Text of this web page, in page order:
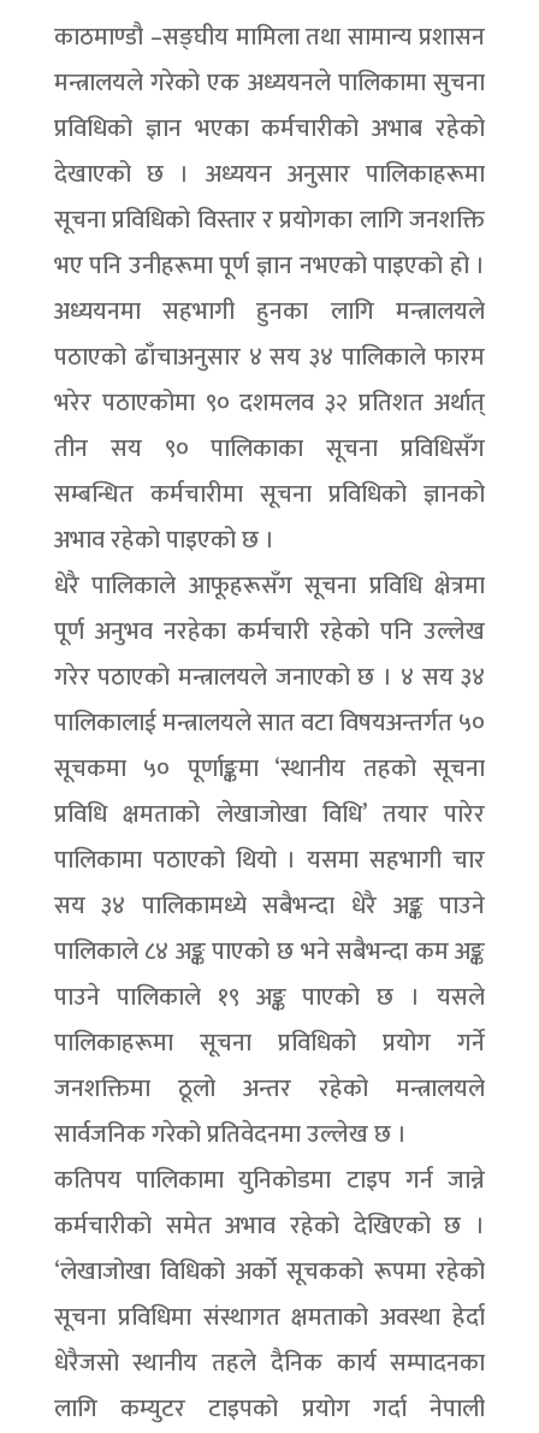
काठमाण्डौ –सङ्घीय मामिला तथा सामान्य प्रशासन
मन्त्रालयले गरेको एक अध्ययनले पालिकामा सुचना
प्रविधिको ज्ञान भएका कर्मचारीको अभाब रहेको
देखाएको छ । अध्ययन अनुसार पालिकाहरूमा
सूचना प्रविधिको विस्तार र प्रयोगका लागि जनशक्ति
भए पनि उनीहरूमा पूर्ण ज्ञान नभएको पाइएको हो ।
अध्ययनमा सहभागी हुनका लागि मन्त्रालयले
पठाएको ढाँचाअनुसार ४ सय ३४ पालिकाले फारम
भरेर पठाएकोमा ९० दशमलव ३२ प्रतिशत अर्थात्
तीन सय ९० पालिकाका सूचना प्रविधिसँग
सम्बन्धित कर्मचारीमा सूचना प्रविधिको ज्ञानको
अभाव रहेको पाइएको छ ।
धेरै पालिकाले आफूहरूसँग सूचना प्रविधि क्षेत्रमा
पूर्ण अनुभव नरहेका कर्मचारी रहेको पनि उल्लेख
गरेर पठाएको मन्त्रालयले जनाएको छ । ४ सय ३४
पालिकालाई मन्त्रालयले सात वटा विषयअन्तर्गत ५०
सूचकमा ५० पूर्णाङ्कमा ‘स्थानीय तहको सूचना
प्रविधि क्षमताको लेखाजोखा विधि’ तयार पारेर
पालिकामा पठाएको थियो । यसमा सहभागी चार
सय ३४ पालिकामध्ये सबैभन्दा धेरै अङ्क पाउने
पालिकाले ८४ अङ्क पाएको छ भने सबैभन्दा कम अङ्क
पाउने पालिकाले १९ अङ्क पाएको छ । यसले
पालिकाहरूमा सूचना प्रविधिको प्रयोग गर्ने
जनशक्तिमा ठूलो अन्तर रहेको मन्त्रालयले
सार्वजनिक गरेको प्रतिवेदनमा उल्लेख छ ।
कतिपय पालिकामा युनिकोडमा टाइप गर्न जान्ने
कर्मचारीको समेत अभाव रहेको देखिएको छ ।
‘लेखाजोखा विधिको अर्को सूचकको रूपमा रहेको
सूचना प्रविधिमा संस्थागत क्षमताको अवस्था हेर्दा
धेरैजसो स्थानीय तहले दैनिक कार्य सम्पादनका
लागि कम्युटर टाइपको प्रयोग गर्दा नेपाली